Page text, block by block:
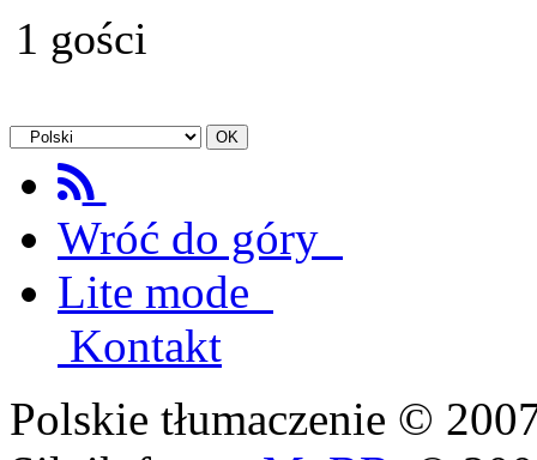
1 gości
Wróć do góry
Lite mode
Kontakt
Polskie tłumaczenie ©